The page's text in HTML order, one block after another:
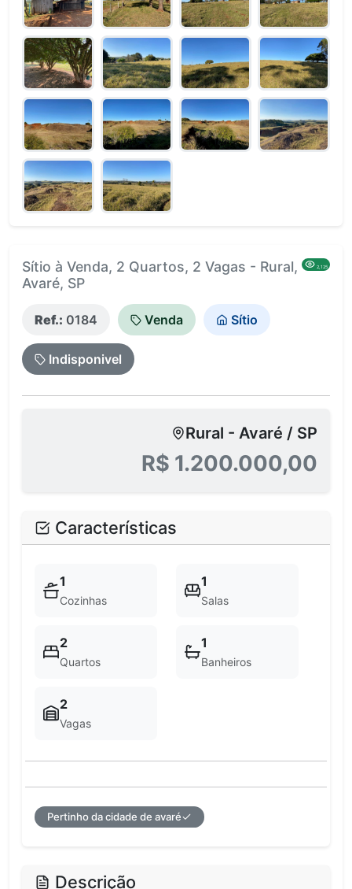
Sítio à Venda, 2 Quartos, 2 Vagas - Rural,
Avaré, SP
2,125
Ref.: 0184 Venda Sítio
Indisponivel
Rural - Avaré / SP
R$ 1.200.000,00
Características
1
Cozinhas
1
Salas
2
Quartos
1
Banheiros
2
Vagas
Pertinho da cidade de avaré
Descrição